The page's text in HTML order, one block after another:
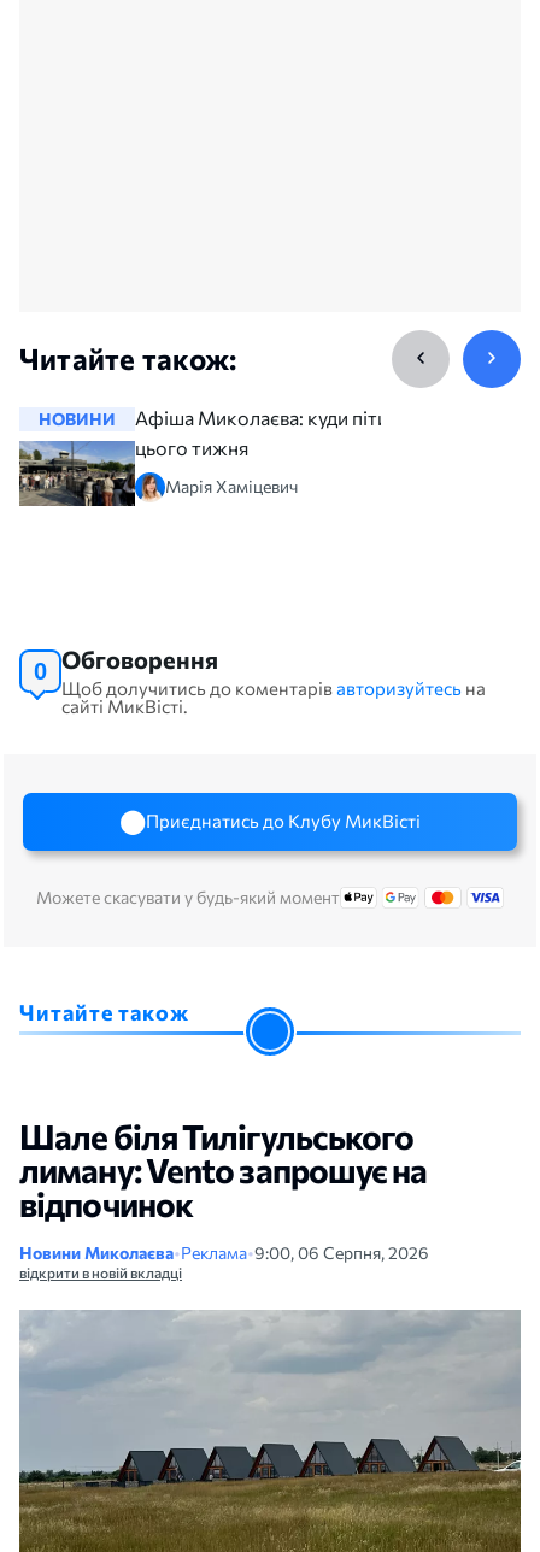
Читайте також:
НОВИНИ
Афіша Миколаєва: куди піти
цього тижня
Марія Хаміцевич
0 Обговорення
Щоб долучитись до коментарівавторизуйтесь на
сайті МикВісті.
Приєднатись до Клубу МикВісті
Можете скасувати у будь-який момент
Читайте також
Шале біля Тилігульського
лиману: Vento запрошує на
відпочинок
Новини Миколаєва•Реклама•9:00, 06 Серпня, 2026
відкрити в новій вкладці